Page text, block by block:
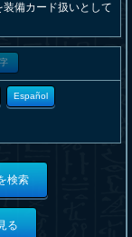
備カード扱いとして
Español
検索
る